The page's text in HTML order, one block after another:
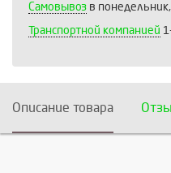
Самовывоз в понедельник,
Транспортной компанией
Описание товара